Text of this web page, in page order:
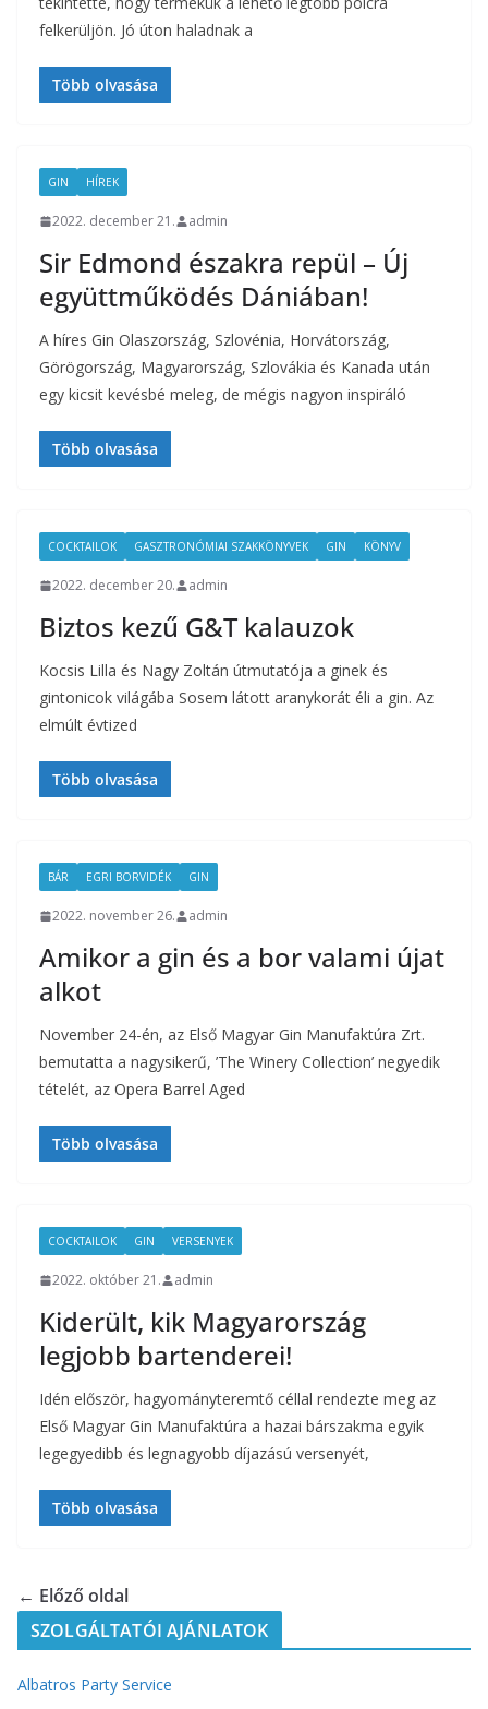
felkerüljön. Jó úton haladnak a
Több olvasása
GIN HÍREK
2022. december 21. admin
Sir Edmond északra repül – Új
együttműködés Dániában!
A híres Gin Olaszország, Szlovénia, Horvátország,
Görögország, Magyarország, Szlovákia és Kanada után
egy kicsit kevésbé meleg, de mégis nagyon inspiráló
Több olvasása
COCKTAILOK GASZTRONÓMIAI SZAKKÖNYVEK GIN KÖNYV
2022. december 20. admin
Biztos kezű G&T kalauzok
Kocsis Lilla és Nagy Zoltán útmutatója a ginek és
gintonicok világába Sosem látott aranykorát éli a gin. Az
elmúlt évtized
Több olvasása
BÁR EGRI BORVIDÉK GIN
2022. november 26. admin
Amikor a gin és a bor valami újat
alkot
November 24-én, az Első Magyar Gin Manufaktúra Zrt.
bemutatta a nagysikerű, ’The Winery Collection’ negyedik
tételét, az Opera Barrel Aged
Több olvasása
COCKTAILOK GIN VERSENYEK
2022. október 21. admin
Kiderült, kik Magyarország
legjobb bartenderei!
Idén először, hagyományteremtő céllal rendezte meg az
Első Magyar Gin Manufaktúra a hazai bárszakma egyik
legegyedibb és legnagyobb díjazású versenyét,
Több olvasása
← Előző oldal
SZOLGÁLTATÓI AJÁNLATOK
Albatros Party Service